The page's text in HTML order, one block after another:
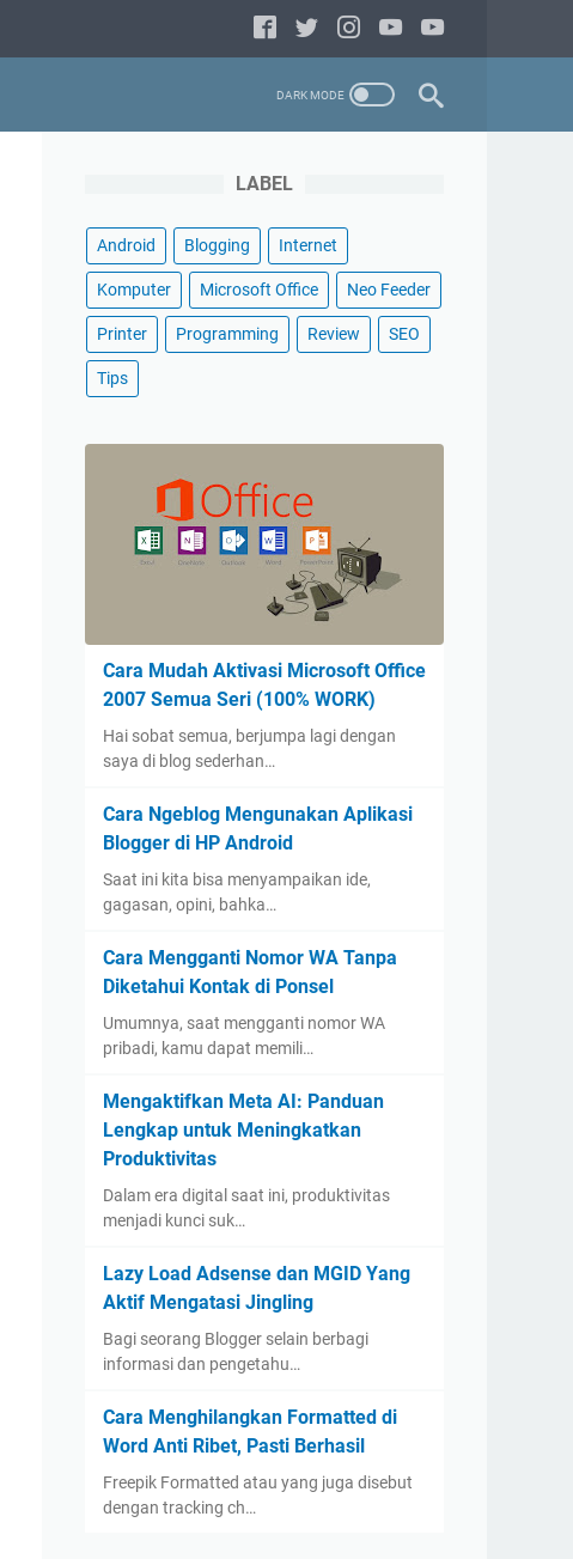
LABEL
Android Blogging Internet
Komputer Microsoft Office Neo Feeder
Printer Programming Review SEO
Tips
Cara Mudah Aktivasi Microsoft Office
2007 Semua Seri (100% WORK)
Hai sobat semua, berjumpa lagi dengan
saya di blog sederhan…
Cara Ngeblog Mengunakan Aplikasi
Blogger di HP Android
Saat ini kita bisa menyampaikan ide,
gagasan, opini, bahka…
Cara Mengganti Nomor WA Tanpa
Diketahui Kontak di Ponsel
Umumnya, saat mengganti nomor WA
pribadi, kamu dapat memili…
Mengaktifkan Meta AI: Panduan
Lengkap untuk Meningkatkan
Produktivitas
Dalam era digital saat ini, produktivitas
menjadi kunci suk…
Lazy Load Adsense dan MGID Yang
Aktif Mengatasi Jingling
Bagi seorang Blogger selain berbagi
informasi dan pengetahu…
Cara Menghilangkan Formatted di
Word Anti Ribet, Pasti Berhasil
Freepik Formatted atau yang juga disebut
dengan tracking ch…